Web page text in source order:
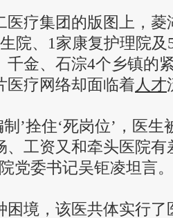
疗集团的版图上，菱
院、1家康复护理院
千金、石淙4个乡镇的
医疗网络却面临着人才
拴住‘死岗位’，医生
、工资又和牵头医院
党委书记吴钜凌坦言。
境，该医共体实行了